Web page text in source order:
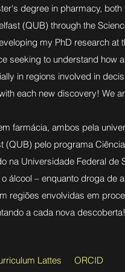
degree in pharmacy,
(QUB) through the
my PhD research at
seeking to understand how
in regions involved in
each new discovery! We
farmácia, ambos pela
(QUB) pelo programa
na Universidade Federal de
álcool – enquanto droga de
regiões envolvidas em
a cada nova
Lattes ORCID